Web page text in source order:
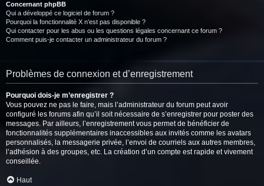
Concernant phpBB
Qui a développé ce logiciel de forum ?
Pourquoi la fonctionnalité X n’est pas disponible ?
Qui contacter pour les abus ou les questions légales concernant ce forum ?
Comment puis-je contacter un administrateur du forum ?
Problèmes de connexion et d’enregistrement
Pourquoi dois-je m’enregistrer ?
Vous pouvez ne pas le faire, mais l’administrateur du forum peut avoir
configuré les forums afin qu’il soit nécessaire de s’enregistrer pour poster des
messages. Par ailleurs, l’enregistrement vous permet de bénéficier de
fonctionnalités supplémentaires inaccessibles aux invités comme les avatars
personnalisés, la messagerie privée, l’envoi de courriels aux autres membres,
l’adhésion à des groupes, etc. La création d’un compte est rapide et vivement
conseillée.
Haut